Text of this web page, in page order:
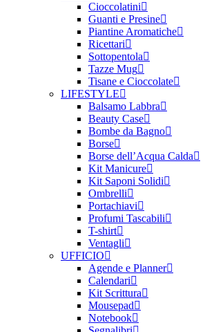
Cioccolatini
Guanti e Presine
Piantine Aromatiche
Ricettari
Sottopentola
Tazze Mug
Tisane e Cioccolate
LIFESTYLE
Balsamo Labbra
Beauty Case
Bombe da Bagno
Borse
Borse dell’Acqua Calda
Kit Manicure
Kit Saponi Solidi
Ombrelli
Portachiavi
Profumi Tascabili
T-shirt
Ventagli
UFFICIO
Agende e Planner
Calendari
Kit Scrittura
Mousepad
Notebook